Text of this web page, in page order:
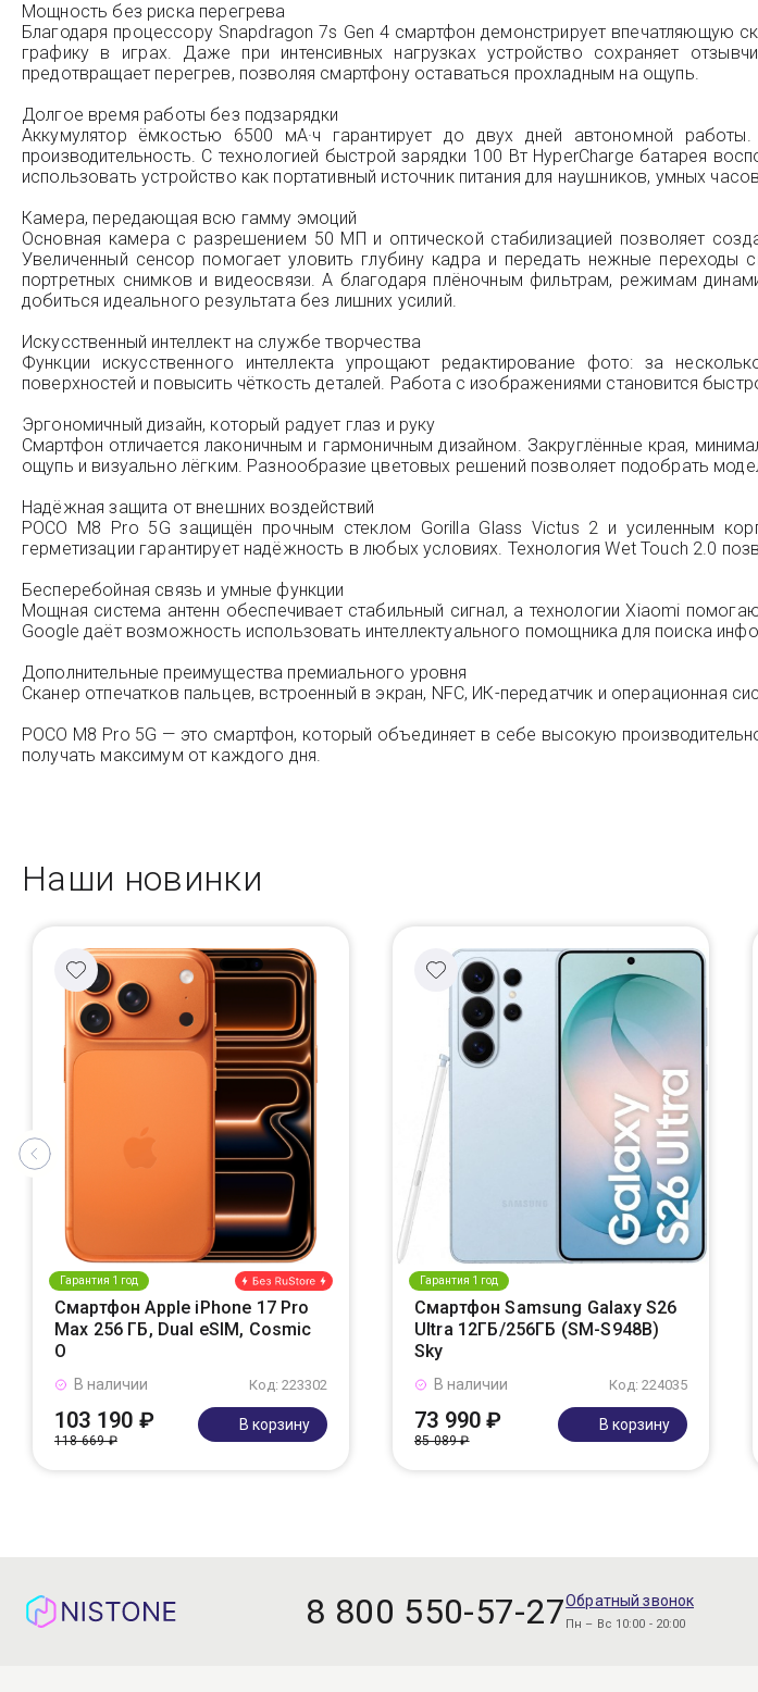
Мощность без риска перегрева
Благодаря процессору Snapdragon 7s Gen 4 смартфон демонстрирует впечатляющую
графику в играх. Даже при интенсивных нагрузках устройство сохраняет
предотвращает перегрев, позволяя смартфону оставаться прохладным на ощупь.
Долгое время работы без подзарядки
Аккумулятор ёмкостью 6500 мА·ч гарантирует до двух дней автономной
производительность. С технологией быстрой зарядки 100 Вт HyperCharge батарея
использовать устройство как портативный источник питания для наушников, умных
Камера, передающая всю гамму эмоций
Основная камера с разрешением 50 МП и оптической стабилизацией позволяет
Увеличенный сенсор помогает уловить глубину кадра и передать нежные
портретных снимков и видеосвязи. А благодаря плёночным фильтрам, режимам
добиться идеального результата без лишних усилий.
Искусственный интеллект на службе творчества
Функции искусственного интеллекта упрощают редактирование фото: за
поверхностей и повысить чёткость деталей. Работа с изображениями становится
Эргономичный дизайн, который радует глаз и руку
Смартфон отличается лаконичным и гармоничным дизайном. Закруглённые края,
ощупь и визуально лёгким. Разнообразие цветовых решений позволяет подобрать
Надёжная защита от внешних воздействий
POCO M8 Pro 5G защищён прочным стеклом Gorilla Glass Victus 2 и усиленным
герметизации гарантирует надёжность в любых условиях. Технология Wet Touch 2.0
Бесперебойная связь и умные функции
Мощная система антенн обеспечивает стабильный сигнал, а технологии Xiaomi
Google даёт возможность использовать интеллектуального помощника для поиска
Дополнительные преимущества премиального уровня
Сканер отпечатков пальцев, встроенный в экран, NFC, ИК-передатчик и
POCO M8 Pro 5G — это смартфон, который объединяет в себе высокую
получать максимум от каждого дня.
Наши новинки
Гарантия 1 год
Смартфон Apple iPhone 17 Pro
Max 256 ГБ, Dual eSIM, Cosmic
O
Код: 223302
В наличии
103 190 ₽
118 669 ₽
В корзину
Гарантия 1 год
Смартфон Samsung Galaxy S26
Ultra 12ГБ/256ГБ (SM-S948B)
Sky
Код: 224035
В наличии
73 990 ₽
85 089 ₽
В корзину
8 800 550-57-27Обратный звонок
Пн – Вс 10:00 - 20:00